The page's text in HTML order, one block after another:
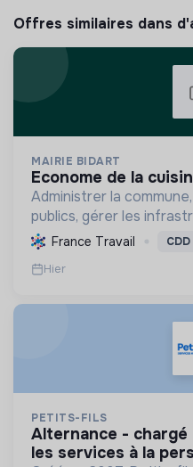
Offres similaires dans
MAIRIE BIDART
econome de la
Administrer la
publics, gérer les
tourisme, et mettre en
une transition
France Travail CDD
Hier
PETITS-FILS
alternance - chargé de coordination dans
les services à la